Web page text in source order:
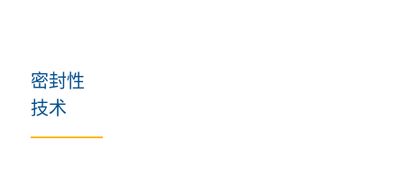
密封性
技术